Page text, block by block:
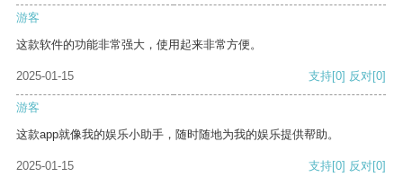
游客
这款软件的功能非常强大，使用起来非常方便。
2025-01-15 支持[0] 反对[0]
游客
这款app就像我的娱乐小助手，随时随地为我的娱乐提供帮助。
2025-01-15 支持[0] 反对[0]